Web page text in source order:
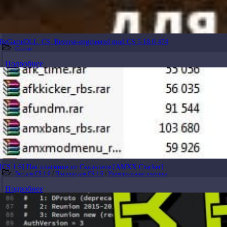
ReGameDLL_CS, Reverse-engineered mod CS 5.18.0.474
Статьи
Подробнее
[CS 1.6] Пак плагинов от Скальпеля [AMXX Cracker]
Все для CS 1.6 / Плагины для CS 1.6 / Универсальные плагины
Подробнее